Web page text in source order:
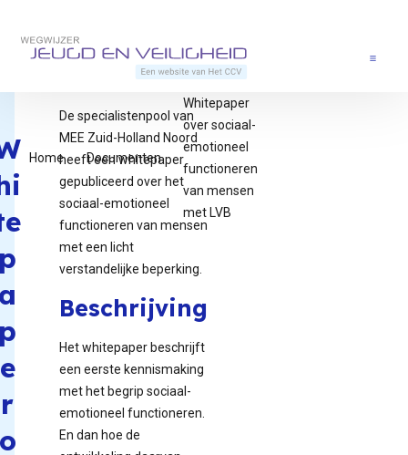
Terug naar de startpagina
e
r
Home Documenten
Whitepaper
over sociaal-
emotioneel
functioneren
van mensen
met LVB
De specialistenpool van
MEE Zuid-Holland Noord
heeft een whitepaper
gepubliceerd over het
sociaal-emotioneel
functioneren van mensen
met een licht
verstandelijke beperking.
Beschrijving
Het whitepaper beschrijft
een eerste kennismaking
met het begrip sociaal-
emotioneel functioneren.
En dan hoe de